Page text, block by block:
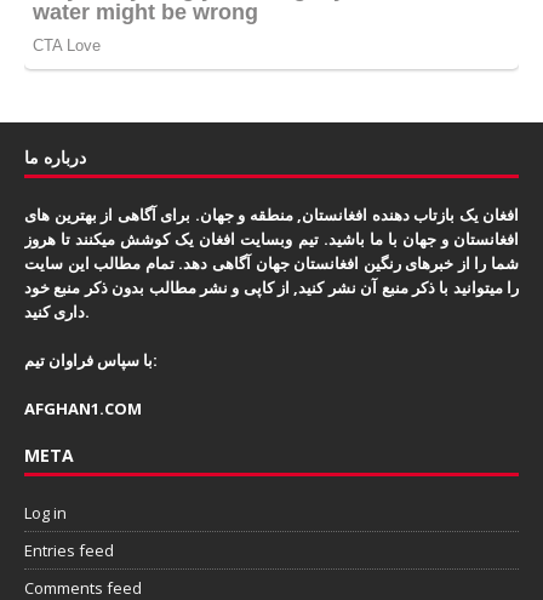
درباره ما
افغان یک بازتاب دهنده افغانستان, منطقه و جهان. برای آگاهی از بهترین های
افغانستان و جهان با ما باشید. تیم وبسایت افغان یک کوشش میکنند تا هروز
شما را از خبرهای رنگین افغانستان جهان آگاهی دهد. تمام مطالب این سایت
را میتوانید با ذکر منبع آن نشر کنید, از کاپی و نشر مطالب بدون ذکر منبع خود
داری کنید.
با سپاس فراوان تیم:
AFGHAN1.COM
META
Log in
Entries feed
Comments feed